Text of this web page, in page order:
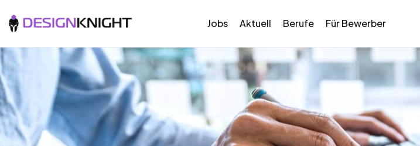
Jobs Aktuell Berufe Für Bewerber